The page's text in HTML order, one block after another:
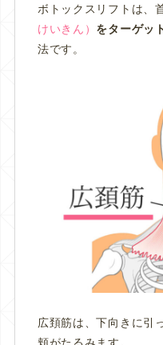
ボトックスリフトは、
けいきん） をターゲッ
法です。
広頚筋は、下向きに引